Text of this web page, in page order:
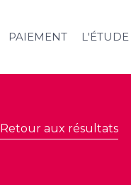
PAIEMENT L'ÉTUDE
Retour aux résultats